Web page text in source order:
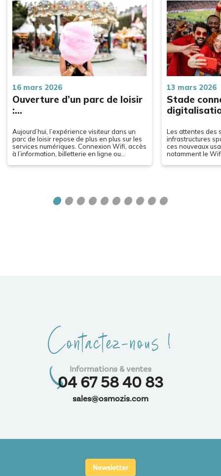
16 mars 2026
Ouverture d’un parc de loisir
:…
Aujourd’hui, l’expérience visiteur dans un
parc de loisir repose de plus en plus sur les
services numériques. Connexion Wifi, accès
à l’information, billetterie en ligne ou
13 mars 2026
Stade
Les attentes des
infrastructures
ces nouveaux
notamment le
Contactez-nous !
Informations & ventes
04 67 58 40 83
sales@osmozis.com
Newsletter